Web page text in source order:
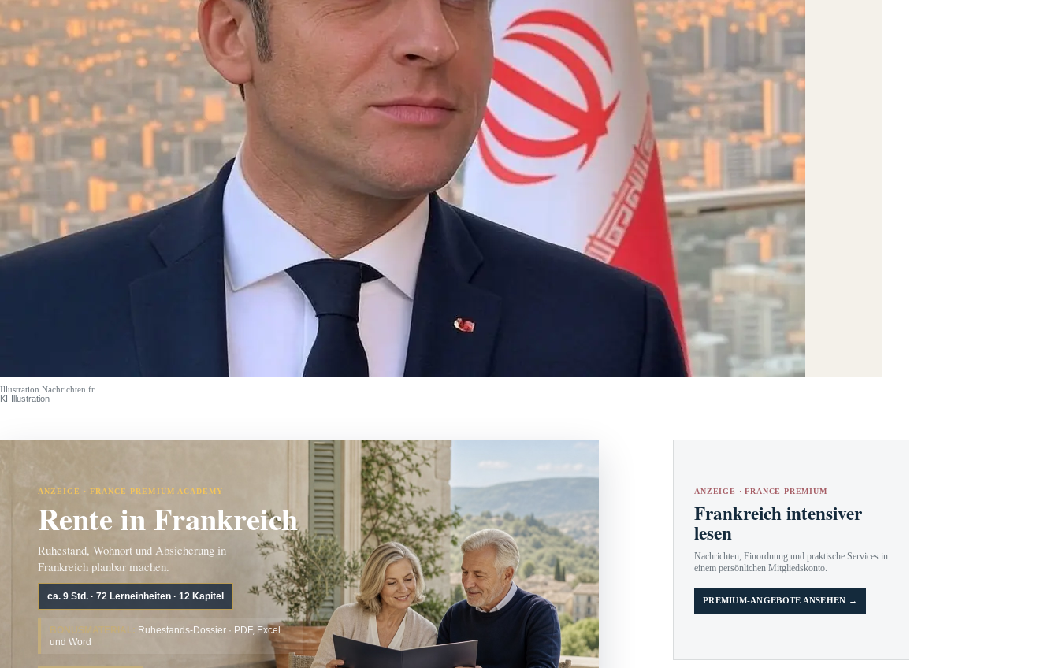
Illustration Nachrichten.fr
KI-Illustration
ANZEIGE · FRANCE PREMIUM ACADEMY
Rente in Frankreich
Ruhestand, Wohnort und Absicherung in
Frankreich planbar machen.
ca. 9 Std. · 72 Lerneinheiten · 12 Kapitel
BONUSMATERIAL: Ruhestands-Dossier · PDF, Excel
und Word
ANZEIGE · FRANCE PREMIUM
Frankreich intensiver
lesen
Nachrichten, Einordnung und praktische Services in
einem persönlichen Mitgliedskonto.
PREMIUM-ANGEBOTE ANSEHEN →